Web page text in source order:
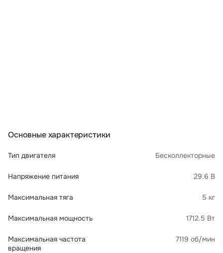
Основные характеристики
Тип двигателя Бесколлекторные
Напряжение питания 29.6 В
Максимальная тяга 5 кг
Максимальная мощность 1712.5 Вт
Максимальная частота
вращения
7119 об/мин